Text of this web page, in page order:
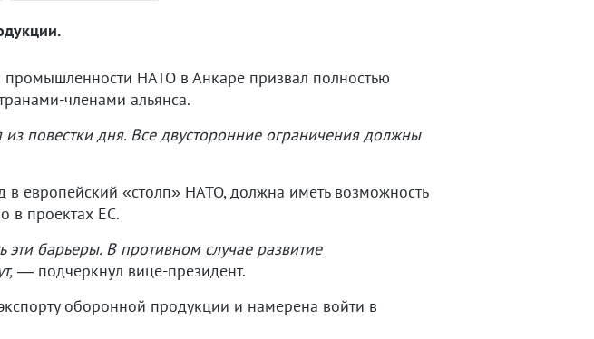
НАТО в Анкаре призвал полностью
членами альянса.
повестки дня. Все двусторонние ограничения должны
в европейский «столп» НАТО, должна иметь возможность
в проектах ЕС.
барьеры. В противном случае развитие
— подчеркнул вице-президент.
оборонной продукции и намерена войти в